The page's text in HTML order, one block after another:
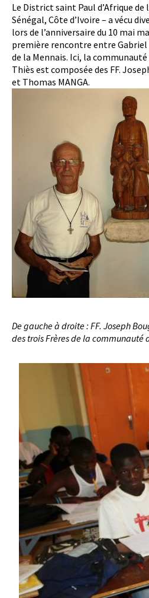
Le District saint Paul d’Afrique de
Sénégal, Côte d’Ivoire – a vécu
lors de l’anniversaire du 10 mai
première rencontre entre Gabriel
de la Mennais. Ici, la communauté
Thiès est composée des FF.
et Thomas MANGA.
De gauche à droite : FF. Joseph
des trois Frères de la communauté